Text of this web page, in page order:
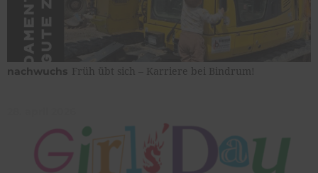
nachwuchs Früh übt sich – Karriere bei Bindrum!